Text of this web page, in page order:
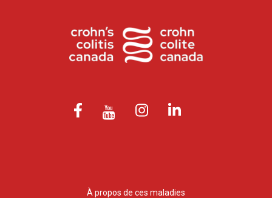
À propos de ces maladies